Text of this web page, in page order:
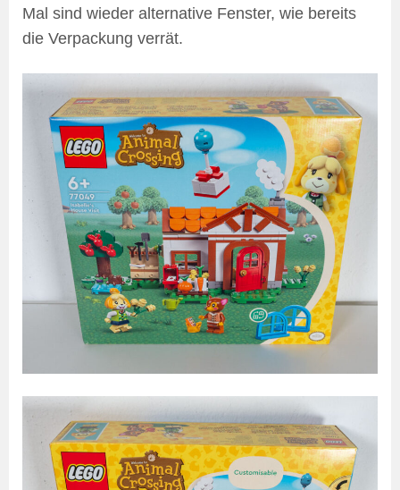
Mal sind wieder alternative Fenster, wie bereits
die Verpackung verrät.